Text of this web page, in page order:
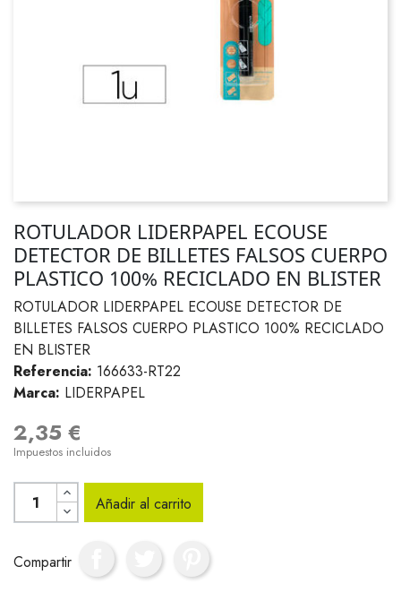
ROTULADOR LIDERPAPEL ECOUSE
DETECTOR DE BILLETES FALSOS CUERPO
PLASTICO 100% RECICLADO EN BLISTER
ROTULADOR LIDERPAPEL ECOUSE DETECTOR DE
BILLETES FALSOS CUERPO PLASTICO 100% RECICLADO
EN BLISTER
Referencia: 166633-RT22
Marca: LIDERPAPEL
2,35 €
Impuestos incluidos
Añadir al carrito
Compartir